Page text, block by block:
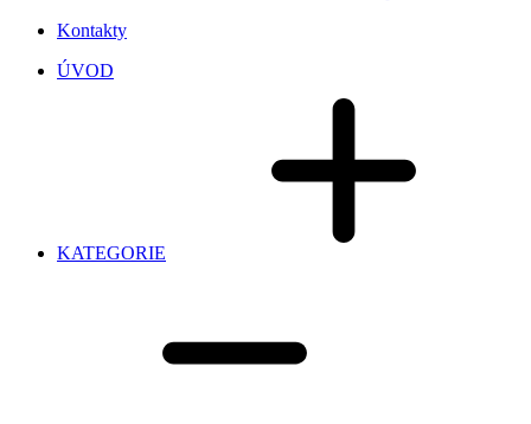
Kontakty
ÚVOD
KATEGORIE